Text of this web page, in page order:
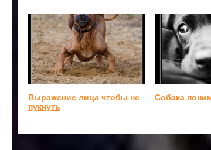
Выражение лица чтобы не
пукнуть
Собака